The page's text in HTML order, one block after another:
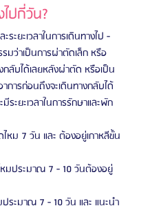
ปกี่วัน?
ระยะเวลาในการเดินทางไป -
ว่าเป็นการผ่าตัดเล็ก หรือ
ลับได้เลยหลังผ่าตัด หรือเป็น
ารก่อนถึงจะเดินทางกลับได้
ระยะเวลาในการรักษาและพัก
หม 7 วัน และ ต้องอยู่เกาหลีขั้น
หมประมาณ 7 - 10 วันต้องอยู่
ระมาณ 7 - 10 วัน และ แนะนำ